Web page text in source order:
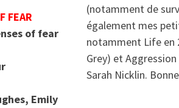
FEAR
of fear
Emily
(notamment de
également mes
notamment Life en
Grey) et
Sarah Nicklin.